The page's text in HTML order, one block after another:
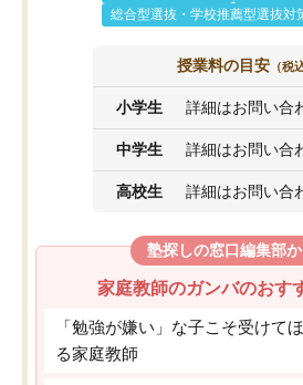
総合型選抜・学校推薦型選抜対
授業料の目安 （税
小学生 詳細はお問い合
中学生 詳細はお問い合
高校生 詳細はお問い合
塾探しの窓口編集部
家庭教師のガンバのおす
「勉強が嫌い」な子こそ受けて
る家庭教師